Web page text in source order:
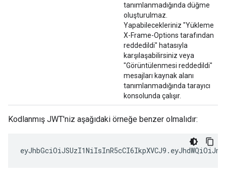
tanımlanmadığında düğme
oluşturulmaz.
Yapabilecekleriniz "Yükleme
X-Frame-Options tarafından
reddedildi" hatasıyla
karşılaşabilirsiniz veya
"Görüntülenmesi reddedildi"
mesajları kaynak alanı
tanımlanmadığında tarayıcı
konsolunda çalışır.
Kodlanmış JWT'niz aşağıdaki örneğe benzer olmalıdır:
eyJhbGciOiJSUzI1NiIsInR5cCI6IkpXVCJ9 .